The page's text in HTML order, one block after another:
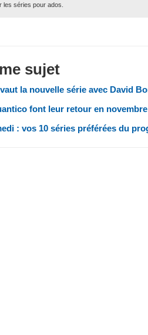
séries pour ados.
sujet
la nouvelle série avec David
font leur retour en
: vos 10 séries préférées du